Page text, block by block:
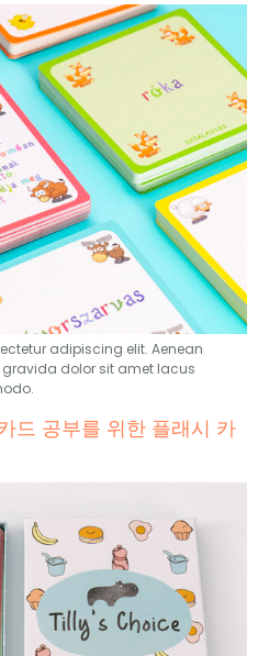
adipiscing elit. Aenean
gravida dolor sit amet lacus
.
드 공부를 위한 플래시 카